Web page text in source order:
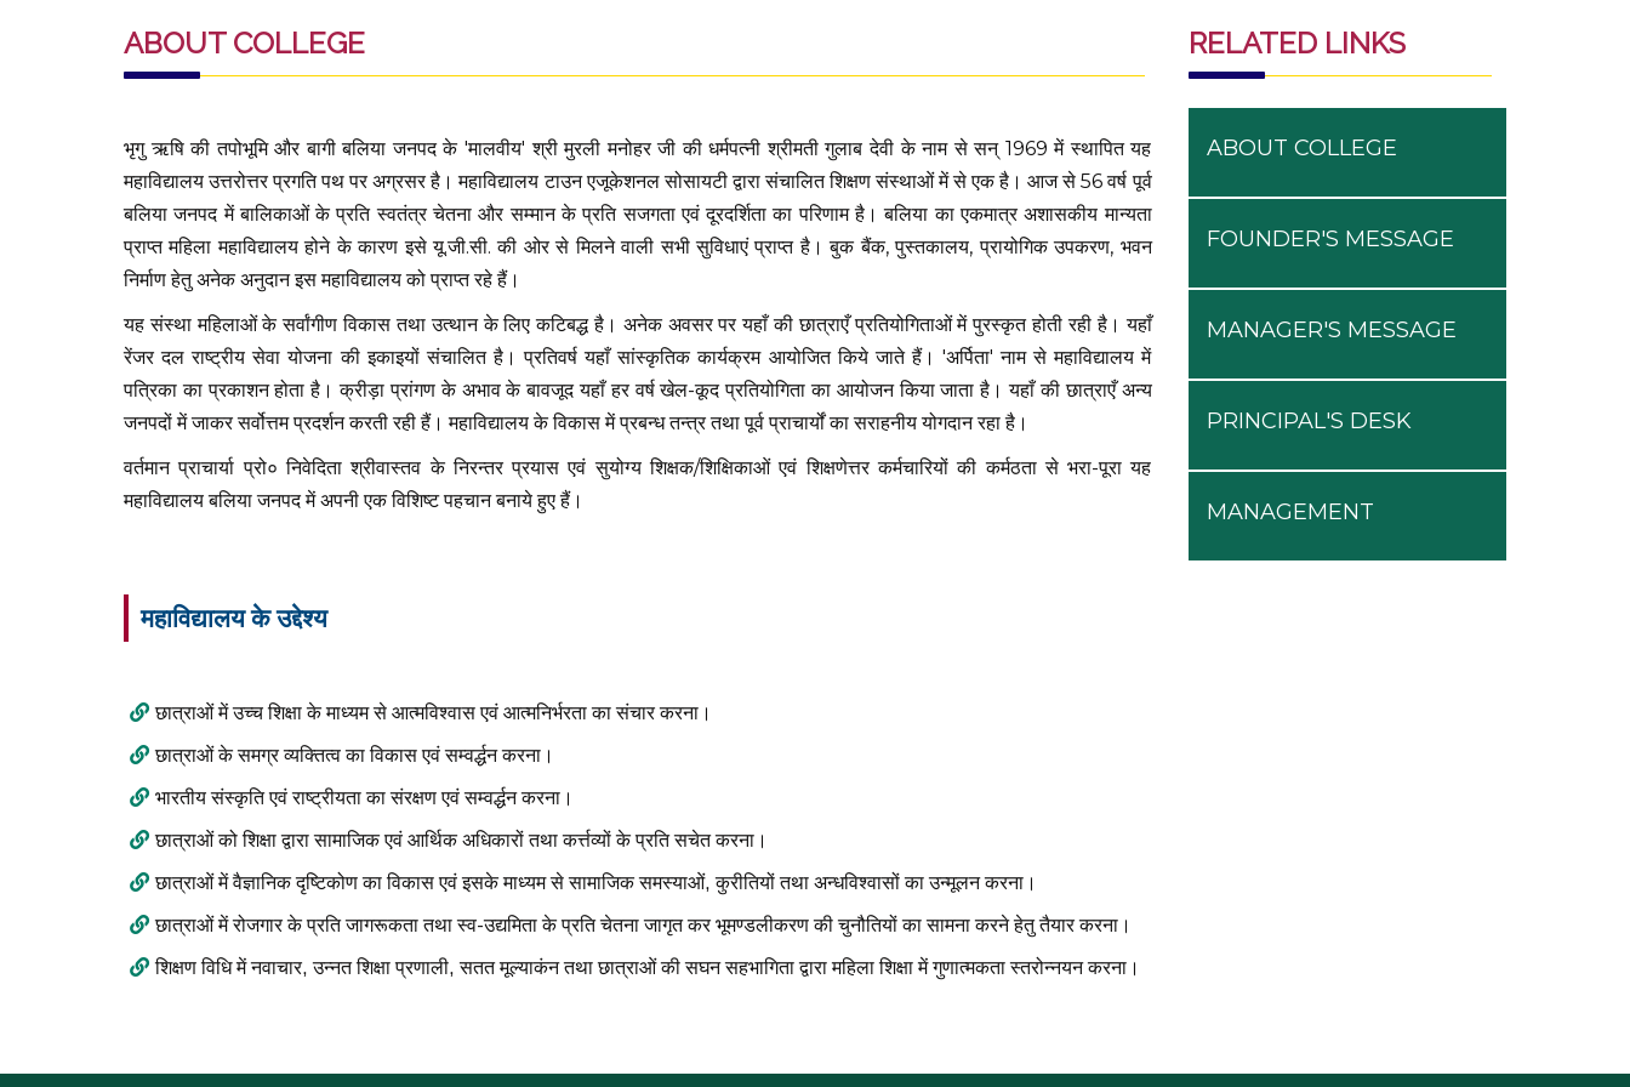
ABOUT COLLEGE
भृगु ऋषि की तपोभूमि और बागी बलिया जनपद के 'मालवीय' श्री मुरली मनोहर जी की धर्मपत्नी श्रीमती गुलाब देवी के नाम से सन् 1969 में स्थापित यह
महाविद्यालय उत्तरोत्तर प्रगति पथ पर अग्रसर है। महाविद्यालय टाउन एजूकेशनल सोसायटी द्वारा संचालित शिक्षण संस्थाओं में से एक है। आज से 56 वर्ष पूर्व
बलिया जनपद में बालिकाओं के प्रति स्वतंत्र चेतना और सम्मान के प्रति सजगता एवं दूरदर्शिता का परिणाम है। बलिया का एकमात्र अशासकीय मान्यता
प्राप्त महिला महाविद्यालय होने के कारण इसे यू.जी.सी. की ओर से मिलने वाली सभी सुविधाएं प्राप्त है। बुक बैंक, पुस्तकालय, प्रायोगिक उपकरण, भवन
निर्माण हेतु अनेक अनुदान इस महाविद्यालय को प्राप्त रहे हैं।
यह संस्था महिलाओं के सर्वांगीण विकास तथा उत्थान के लिए कटिबद्ध है। अनेक अवसर पर यहाँ की छात्राएँ प्रतियोगिताओं में पुरस्कृत होती रही है। यहाँ
रेंजर दल राष्ट्रीय सेवा योजना की इकाइयों संचालित है। प्रतिवर्ष यहाँ सांस्कृतिक कार्यक्रम आयोजित किये जाते हैं। 'अर्पिता' नाम से महाविद्यालय में
पत्रिका का प्रकाशन होता है। क्रीड़ा प्रांगण के अभाव के बावजूद यहाँ हर वर्ष खेल-कूद प्रतियोगिता का आयोजन किया जाता है। यहाँ की छात्राएँ अन्य
जनपदों में जाकर सर्वोत्तम प्रदर्शन करती रही हैं। महाविद्यालय के विकास में प्रबन्ध तन्त्र तथा पूर्व प्राचार्यों का सराहनीय योगदान रहा है।
वर्तमान प्राचार्या प्रो० निवेदिता श्रीवास्तव के निरन्तर प्रयास एवं सुयोग्य शिक्षक/शिक्षिकाओं एवं शिक्षणेत्तर कर्मचारियों की कर्मठता से भरा-पूरा यह
महाविद्यालय बलिया जनपद में अपनी एक विशिष्ट पहचान बनाये हुए हैं।
महाविद्यालय के उद्देश्य
छात्राओं में उच्च शिक्षा के माध्यम से आत्मविश्वास एवं आत्मनिर्भरता का संचार करना।
छात्राओं के समग्र व्यक्तित्व का विकास एवं सम्वर्द्धन करना।
भारतीय संस्कृति एवं राष्ट्रीयता का संरक्षण एवं सम्वर्द्धन करना।
छात्राओं को शिक्षा द्वारा सामाजिक एवं आर्थिक अधिकारों तथा कर्त्तव्यों के प्रति सचेत करना।
छात्राओं में वैज्ञानिक दृष्टिकोण का विकास एवं इसके माध्यम से सामाजिक समस्याओं, कुरीतियों तथा अन्धविश्वासों का उन्मूलन करना।
छात्राओं में रोजगार के प्रति जागरूकता तथा स्व-उद्यमिता के प्रति चेतना जागृत कर भूमण्डलीकरण की चुनौतियों का सामना करने हेतु तैयार करना।
शिक्षण विधि में नवाचार, उन्नत शिक्षा प्रणाली, सतत मूल्याकंन तथा छात्राओं की सघन सहभागिता द्वारा महिला शिक्षा में गुणात्मकता स्तरोन्नयन करना।
RELATED LINKS
ABOUT COLLEGE
FOUNDER'S MESSAGE
MANAGER'S MESSAGE
PRINCIPAL'S DESK
MANAGEMENT